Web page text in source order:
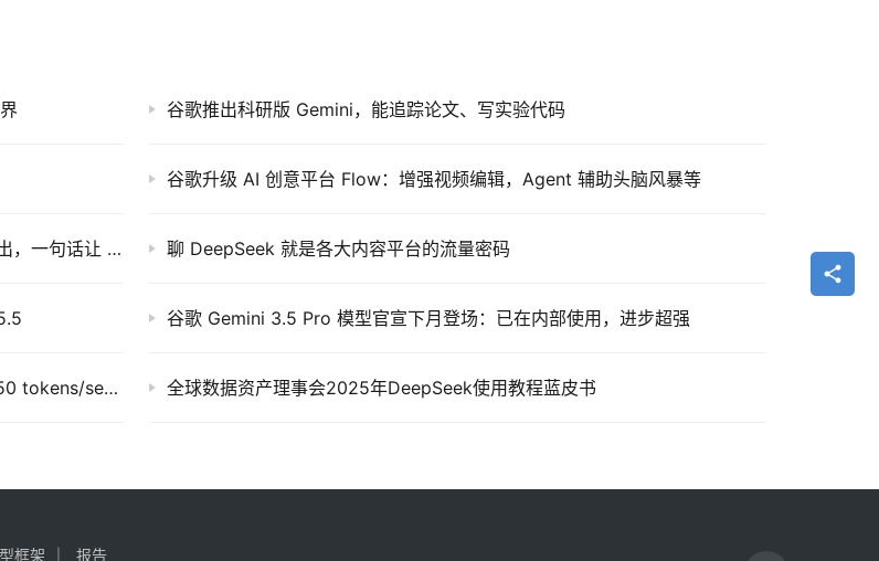
谷歌推出科研版 Gemini，能追踪论文、写实验代码
谷歌升级 AI 创意平台 Flow：增强视频编辑，Agent 辅助头脑风暴等
谷歌 Gemini Omni 全能模型发布：可从任意输入生成任意输出，一句话让 AI 修改视频 聊 DeepSeek 就是各大内容平台的流量密码
谷歌 Gemini 3.5 Pro 模型官宣下月登场：已在内部使用，进步超强
英伟达官宣适配DeepSeek-V4：GB200 NVL72开箱性能超150 tokens/sec，百万Token上下文直接拉满 全球数据资产理事会2025年DeepSeek使用教程蓝皮书
框架 报告